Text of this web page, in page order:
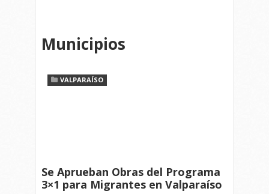
Municipios
VALPARAÍSO
Se Aprueban Obras del Programa
3×1 para Migrantes en Valparaíso